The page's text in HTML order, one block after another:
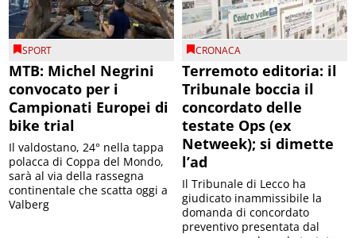
SPORT
MTB: Michel Negrini
convocato per i
Campionati Europei di
bike trial
Il valdostano, 24° nella tappa
polacca di Coppa del Mondo,
sarà al via della rassegna
continentale che scatta oggi a
Valberg
CRONACA
Terremoto editoria: il
Tribunale boccia il
concordato delle
testate Ops (ex
Netweek); si dimette
l’ad
Il Tribunale di Lecco ha
giudicato inammissibile la
domanda di concordato
preventivo presentata dal